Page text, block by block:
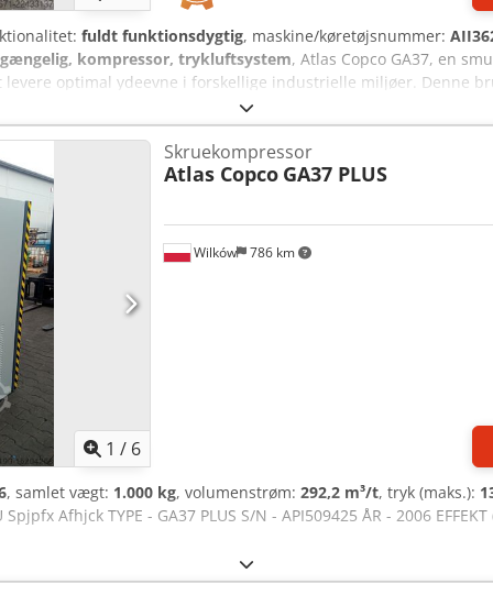
fuldt funktionsdygtig, maskine/køretøjsnummer:
kompressor, trykluftsystem, Atlas Copco GA37, en
optimal ydeevne i forskellige industrielle miljøer. Denne
den ideel til applikationer, der kræver et konstant tryk og
virksomhed inden for trykluftløsninger, og er kendt for
sikrer den en støjsvag drift og garanterer samtidig en
der ønsker at forbedre deres produktivitet og samtidig
Samlet set kombinerer Atlas Copco GA37 ydeevne og
for en brugt enhed. Det er et godt valg for dem, der søger
1 / 6
Wilków 786 km
Skruekompressor
Atlas Copco GA37 PLUS
, samlet vægt: 1.000 kg, volumenstrøm: 292,2 m³/t, tryk (maks.):
Afhjck TYPE - GA37 PLUS S/N - API509425 ÅR - 2006